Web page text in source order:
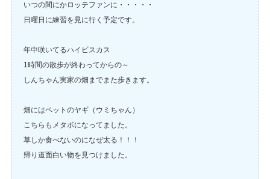
いつの間にかロッテファンに・・・・・
日曜日に練習を見に行く予定です。
年中咲いてるハイビスカス
1時間の散歩が終わってからの～
しんちゃん実家の畑までまた歩きます。
畑にはペットのヤギ（ウミちゃん）
こちらもメタボになってました。
草しか食べないのになぜ太る！！！
帰り道面白い物を見つけました。